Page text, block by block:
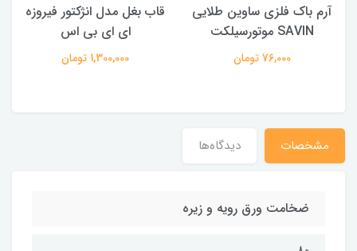
آرم باک فلزی ساوین طلایی
SAVIN موتورسیلکت
76,000 تومان
قاب بغل مدل انژکتور فیروزه
ای ای بی اس
1,300,000 تومان
مشخصات دیدگاه‌ها
ضخامت ورق رویه و زیره